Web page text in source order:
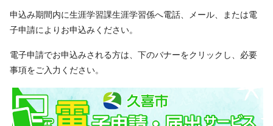
申込み期間内に生涯学習課生涯学習係へ電話、メール、または電
子申請によりお申込みください。
電子申請でお申込みされる方は、下のバナーをクリックし、必要
事項をご入力ください。